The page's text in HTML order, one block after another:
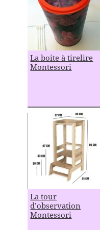
La boite à tirelire
Montessori
La tour
d’observation
Montessori